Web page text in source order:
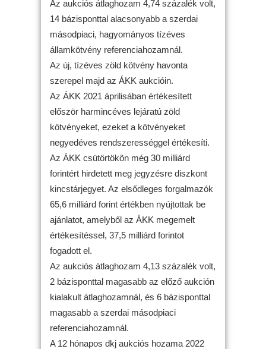
Az aukciós átlaghozam 4,74 százalék volt,
14 bázisponttal alacsonyabb a szerdai
másodpiaci, hagyományos tízéves
államkötvény referenciahozamnál.
Az új, tízéves zöld kötvény havonta
szerepel majd az ÁKK aukcióin.
Az ÁKK 2021 áprilisában értékesített
először harmincéves lejáratú zöld
kötvényeket, ezeket a kötvényeket
negyedéves rendszerességgel értékesíti.
Az ÁKK csütörtökön még 30 milliárd
forintért hirdetett meg jegyzésre diszkont
kincstárjegyet. Az elsődleges forgalmazók
65,6 milliárd forint értékben nyújtottak be
ajánlatot, amelyből az ÁKK megemelt
értékesítéssel, 37,5 milliárd forintot
fogadott el.
Az aukciós átlaghozam 4,13 százalék volt,
2 bázisponttal magasabb az előző aukción
kialakult átlaghozamnál, és 6 bázisponttal
magasabb a szerdai másodpiaci
referenciahozamnál.
A 12 hónapos dkj aukciós hozama 2022